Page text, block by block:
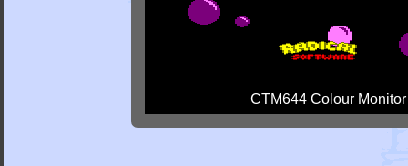
CTM644 Colour Monitor